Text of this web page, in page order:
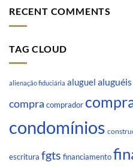
RECENT COMMENTS
TAG CLOUD
alienação fiduciária aluguel aluguéis
compra comprador
condomínios
escritura fgts financiamento